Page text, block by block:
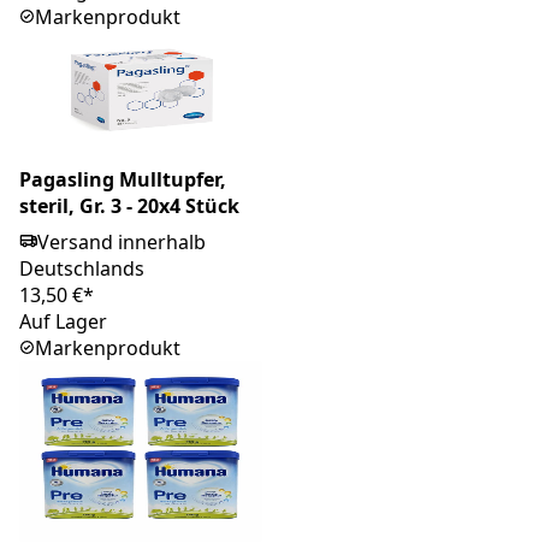
Markenprodukt
Pagasling Mulltupfer,
steril, Gr. 3 - 20x4 Stück
Versand innerhalb
Deutschlands
13,50 €*
Auf Lager
Markenprodukt